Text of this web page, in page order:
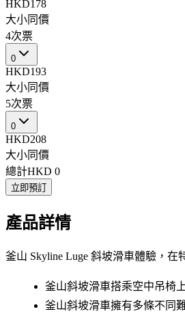
HKD178
大小同價
4次票
0
HKD193
大小同價
5次票
0
HKD208
大小同價
總計HKD 0
立即預訂
產品詳情
釜山 Skyline Luge 斜坡滑車體驗，
釜山斜坡滑車搭乘空中吊椅
釜山斜坡滑車擁有多條不同